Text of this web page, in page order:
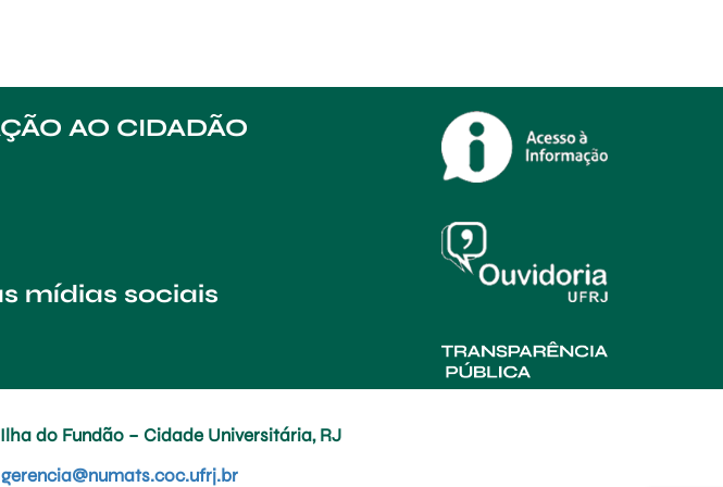
AO CIDADÃO
mídias sociais
do Fundão – Cidade Universitária, RJ
gerencia@numats.coc.ufrj.br